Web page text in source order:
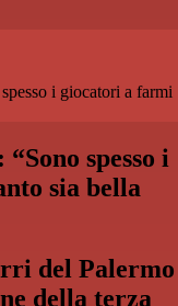
i giocatori a farmi
spesso i
sia bella
del Palermo
della terza